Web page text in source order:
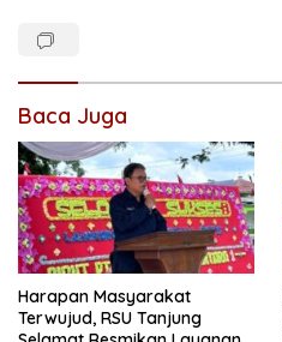
Baca Juga
Harapan Masyarakat
Terwujud, RSU Tanjung